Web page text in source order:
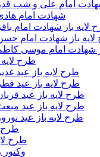
امام علی و شب قدر
شهادت امام
لایه باز شهادت امام باقر
باز شهادت امام
شهادت امام موسی
طرح لایه
طرح لایه باز عید غدیر
طرح لایه باز عید فطر
طرح لایه باز عید
طرح لایه باز عید
طرح لایه باز عید
طرح
طرح